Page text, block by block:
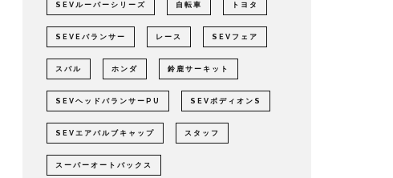
SEVルーパーシリーズ 自転車 トヨタ
SEVEバランサー レース SEVフェア
スバル ホンダ 鈴鹿サーキット
SEVヘッドバランサーPU SEVボディオンS
SEVエアバルブキャップ スタッフ
スーパーオートバックス